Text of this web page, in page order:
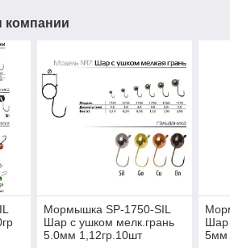
компании
Мормышка SP-1750-SIL
Шар с ушком мелк.грань
5.0мм 1,12гр.10шт
Шар
5мм